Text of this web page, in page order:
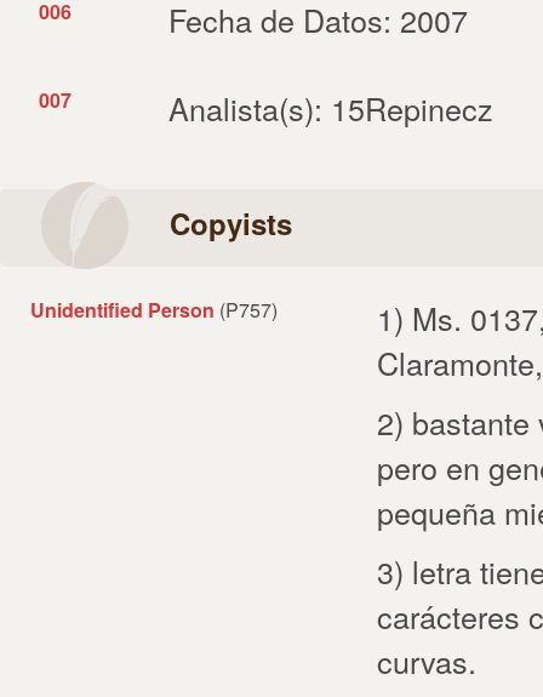
006 Fecha de Datos: 2007
007 Analista(s): 15Repinecz
Copyists
Unidentified Person (P757)
1) Ms.
2) bastante
pero en
pequeña
3) letra
carácteres
curvas.